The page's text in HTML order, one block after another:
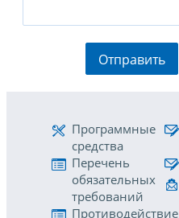
Отправить
Программные
средства
Перечень
обязательных
требований
Противодействие